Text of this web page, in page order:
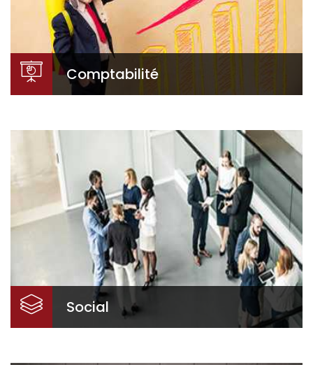
Comptabilité
Réactivité & adaptabilité
Externaliser sa comptabilité devient dorénavant
une décision stratégique ! Bénéficiez des
compétences et connaissances pointues de nos
équipes.
Social